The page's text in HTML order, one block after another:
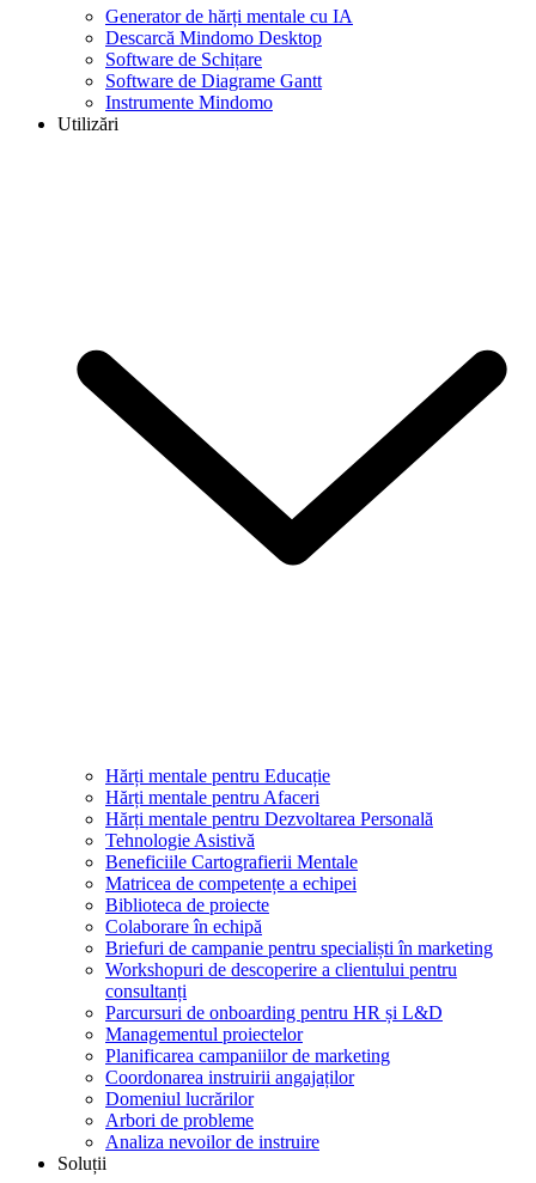
Generator de hărți mentale cu IA
Descarcă Mindomo Desktop
Software de Schițare
Software de Diagrame Gantt
Instrumente Mindomo
Utilizări
Hărți mentale pentru Educație
Hărți mentale pentru Afaceri
Hărți mentale pentru Dezvoltarea Personală
Tehnologie Asistivă
Beneficiile Cartografierii Mentale
Matricea de competențe a echipei
Biblioteca de proiecte
Colaborare în echipă
Briefuri de campanie pentru specialiști în marketing
Workshopuri de descoperire a clientului pentru
consultanți
Parcursuri de onboarding pentru HR și L&D
Managementul proiectelor
Planificarea campaniilor de marketing
Coordonarea instruirii angajaților
Domeniul lucrărilor
Arbori de probleme
Analiza nevoilor de instruire
Soluții